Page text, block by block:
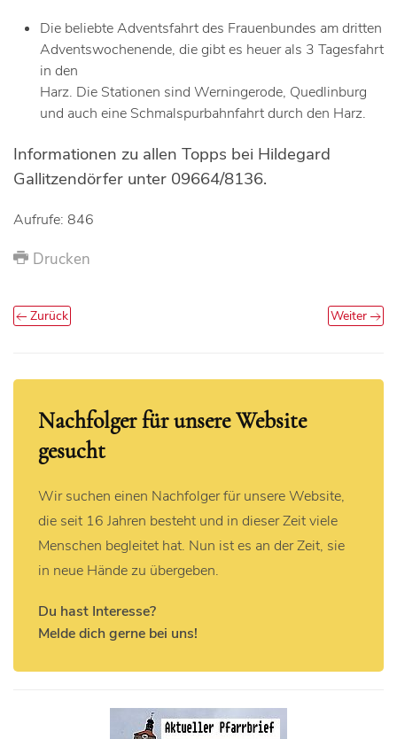
Die beliebte Adventsfahrt des Frauenbundes am dritten
Adventswochenende, die gibt es heuer als 3 Tagesfahrt
in den
Harz. Die Stationen sind Werningerode, Quedlinburg
und auch eine Schmalspurbahnfahrt durch den Harz.
Informationen zu allen Topps bei Hildegard
Gallitzendörfer unter 09664/8136.
Aufrufe: 846
Drucken
Zurück Weiter
Nachfolger für unsere Website
gesucht
Wir suchen einen Nachfolger für unsere Website,
die seit 16 Jahren besteht und in dieser Zeit viele
Menschen begleitet hat. Nun ist es an der Zeit, sie
in neue Hände zu übergeben.
Du hast Interesse?
Melde dich gerne bei uns!